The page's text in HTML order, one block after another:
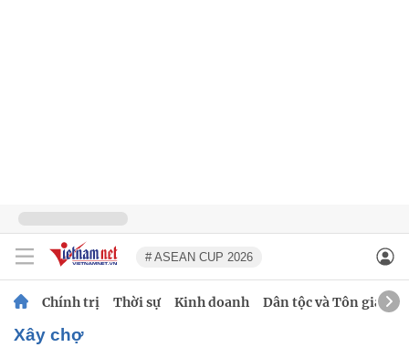
# ASEAN CUP 2026
Chính trị Thời sự Kinh doanh Dân tộc và Tôn giáo
xây chợ